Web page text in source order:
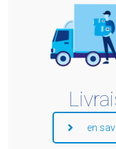
en